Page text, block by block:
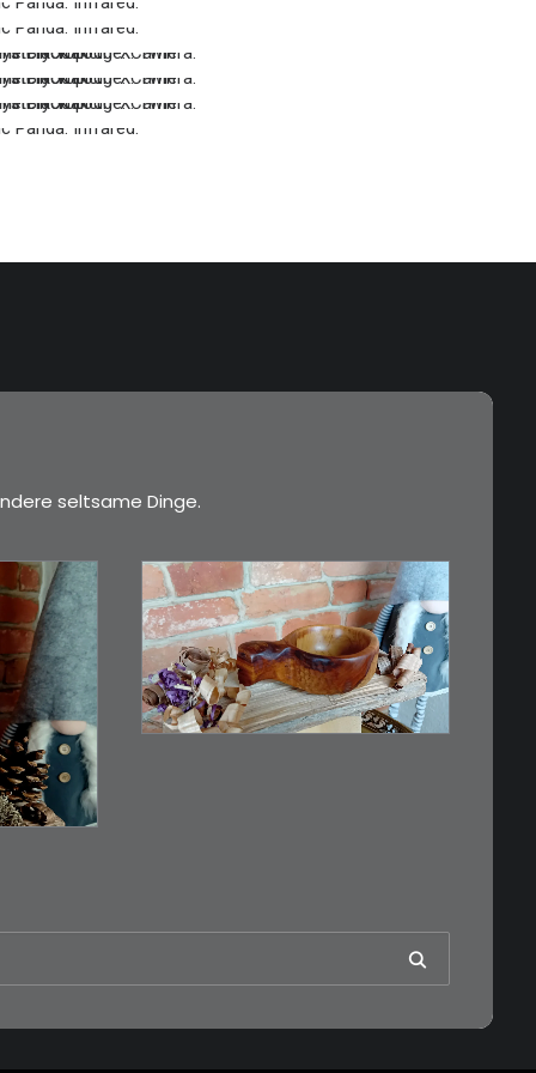
…
…
…
…
…
seltsame Dinge.
€15,00
Ein Holzbecher im
Wikinger-Stil. Inspiriert…